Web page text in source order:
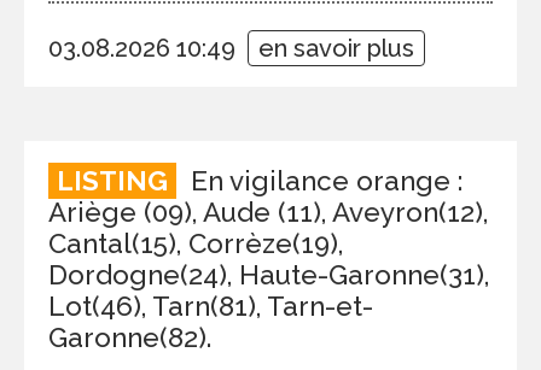
03.08.2026 10:49 en savoir plus
LISTING
En vigilance orange :
Ariège (09), Aude (11), Aveyron(12),
Cantal(15), Corrèze(19),
Dordogne(24), Haute-Garonne(31),
Lot(46), Tarn(81), Tarn-et-
Garonne(82).